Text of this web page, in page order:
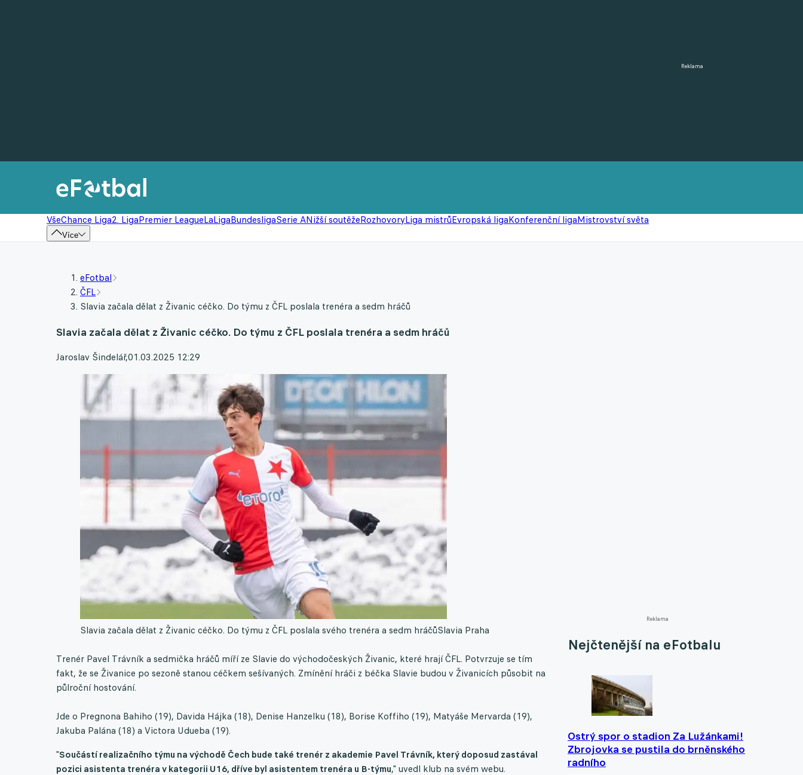
Reklama
VšeChance Liga2. LigaPremier LeagueLaLigaBundesligaSerie ANižší soutěžeRozhovoryLiga mistrůEvropská ligaKonferenční ligaMistrovství světa
Více
Reklama
Nejčtenější na eFotbalu
Ostrý spor o stadion Za Lužánkami!
Zbrojovka se pustila do brněnského
radního
eFotbal
ČFL
Slavia začala dělat z Živanic céčko. Do týmu z ČFL poslala trenéra a sedm hráčů
Slavia začala dělat z Živanic céčko. Do týmu z ČFL poslala trenéra a sedm hráčů
Jaroslav Šindelář,01.03.2025 12:29
Slavia začala dělat z Živanic céčko. Do týmu z ČFL poslala svého trenéra a sedm hráčůSlavia Praha
Trenér Pavel Trávník a sedmička hráčů míří ze Slavie do východočeských Živanic, které hrají ČFL. Potvrzuje se tím
fakt, že se Živanice po sezoně stanou céčkem sešívaných. Zmínění hráči z béčka Slavie budou v Živanicích působit na
půlroční hostování.
Jde o Pregnona Bahiho (19), Davida Hájka (18), Denise Hanzelku (18), Borise Koffiho (19), Matyáše Mervarda (19),
Jakuba Palána (18) a Victora Udueba (19).
"Součástí realizačního týmu na východě Čech bude také trenér z akademie Pavel Trávník, který doposud zastával
pozici asistenta trenéra v kategorii U16, dříve byl asistentem trenéra u B-týmu," uvedl klub na svém webu.